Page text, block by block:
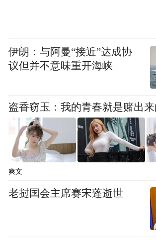
矩达750N·m，0-100km/h加速
并标配4MATIC全时四驱系统
里，综合油耗约3L/100km。充
11kW交流慢充和最高60kW直
模式下20分钟可补电至80%。
车配备自适应空气悬架和可变
有关新车的最新消息，我们将持
“特别声明：以上作品内容(包括在内的
频)为凤凰网旗下自媒体平台“大风号
伊朗：与阿曼“接近”达成协
议但并不意味重开海峡
盗香窃玉：我的青春就是赌出
爽文
老挝国会主席赛宋蓬逝世